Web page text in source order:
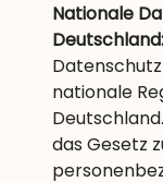
Nationale
Deutschland:
nationale
das Gesetz